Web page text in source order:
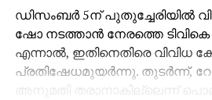
അതേസമയം, കോളജിന്
പ്രതിഷേധിച്ച
കേസെടുത്തു.
പ്രതിഷേധിച്ചെന്നാരോപിച്ചാണ്
ഡിസംബർ 5ന് പുതുച്ചേരിയിൽ
ഷോ നടത്താൻ നേരത്തെ ടിവികെ
എന്നാൽ, ഇതിനെതിരെ വിവിധ
പ്രതിഷേധമുയർന്നു. തുടർന്ന്,
അനുമതി തരാനാകില്ലെന്ന്